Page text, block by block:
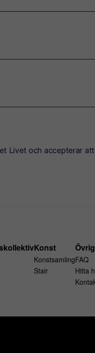
Livet och accepterar
Konst
Konstsamling
Stair
FAQ
Hitta